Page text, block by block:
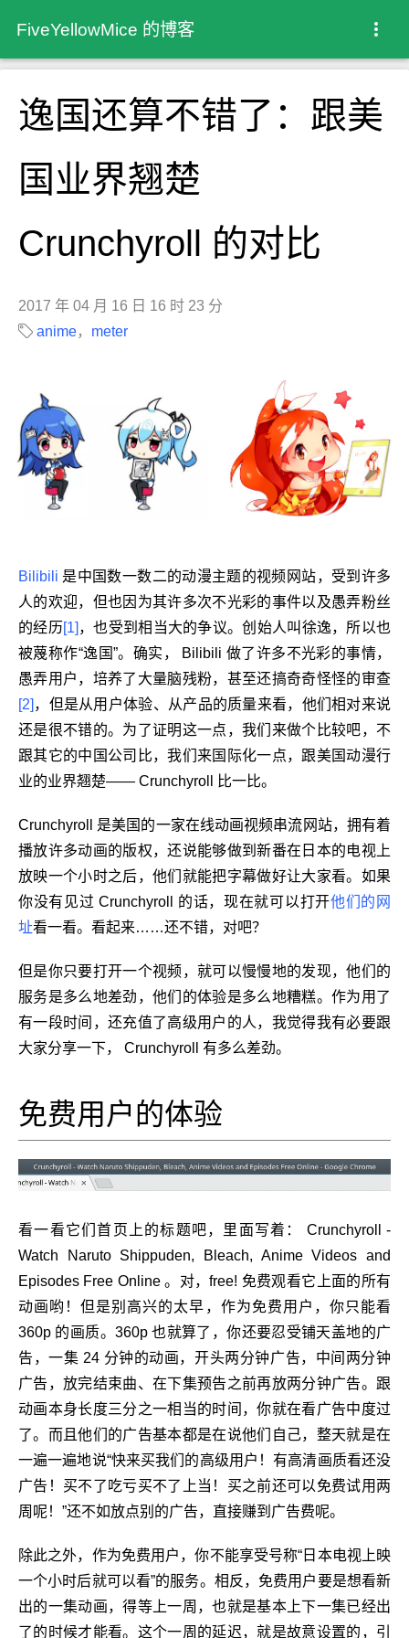
FiveYellowMice 的博客
逸国还算不错了：跟美
国业界翘楚
Crunchyroll 的对比
2017 年 04 月 16 日 16 时 23 分
anime， meter
Bilibili 是中国数一数二的动漫主题的视频网站，受到许多
人的欢迎，但也因为其许多次不光彩的事件以及愚弄粉丝
的经历[1] ，也受到相当大的争议。创始人叫徐逸，所以也
被蔑称作“逸国”。确实， Bilibili 做了许多不光彩的事情，
愚弄用户，培养了大量脑残粉，甚至还搞奇奇怪怪的审查
[2] ，但是从用户体验、从产品的质量来看，他们相对来说
还是很不错的。为了证明这一点，我们来做个比较吧，不
跟其它的中国公司比，我们来国际化一点，跟美国动漫行
业的业界翘楚—— Crunchyroll 比一比。
Crunchyroll 是美国的一家在线动画视频串流网站，拥有着
播放许多动画的版权，还说能够做到新番在日本的电视上
放映一个小时之后，他们就能把字幕做好让大家看。如果
你没有见过 Crunchyroll 的话，现在就可以打开他们的网
址看一看。看起来……还不错，对吧？
但是你只要打开一个视频，就可以慢慢地的发现，他们的
服务是多么地差劲，他们的体验是多么地糟糕。作为用了
有一段时间，还充值了高级用户的人，我觉得我有必要跟
大家分享一下， Crunchyroll 有多么差劲。
免费用户的体验
看一看它们首页上的标题吧，里面写着： Crunchyroll -
Watch Naruto Shippuden, Bleach, Anime Videos and
Episodes Free Online 。对，free! 免费观看它上面的所有
动画哟！但是别高兴的太早，作为免费用户，你只能看
360p 的画质。360p 也就算了，你还要忍受铺天盖地的广
告，一集 24 分钟的动画，开头两分钟广告，中间两分钟
广告，放完结束曲、在下集预告之前再放两分钟广告。跟
动画本身长度三分之一相当的时间，你就在看广告中度过
了。而且他们的广告基本都是在说他们自己，整天就是在
一遍一遍地说“快来买我们的高级用户！有高清画质看还没
广告！买不了吃亏买不了上当！买之前还可以免费试用两
周呢！”还不如放点别的广告，直接赚到广告费呢。
除此之外，作为免费用户，你不能享受号称“日本电视上映
一个小时后就可以看”的服务。相反，免费用户要是想看新
出的一集动画，得等上一周，也就是基本上下一集已经出
了的时候才能看。这个一周的延迟，就是故意设置的，引